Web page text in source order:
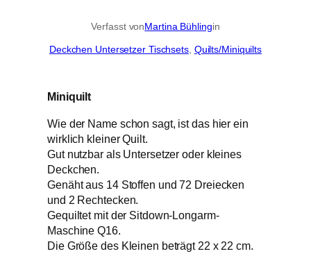
Verfasst vonMartina Bühlingin
Deckchen Untersetzer Tischsets, Quilts/Miniquilts
Miniquilt
Wie der Name schon sagt, ist das hier ein
wirklich kleiner Quilt.
Gut nutzbar als Untersetzer oder kleines
Deckchen.
Genäht aus 14 Stoffen und 72 Dreiecken
und 2 Rechtecken.
Gequiltet mit der Sitdown-Longarm-
Maschine Q16.
Die Größe des Kleinen beträgt 22 x 22 cm.